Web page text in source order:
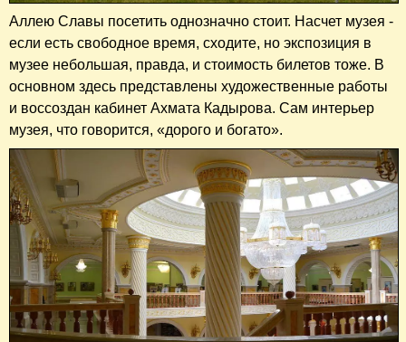
Аллею Славы посетить однозначно стоит. Насчет музея -
если есть свободное время, сходите, но экспозиция в
музее небольшая, правда, и стоимость билетов тоже. В
основном здесь представлены художественные работы
и воссоздан кабинет Ахмата Кадырова. Сам интерьер
музея, что говорится, «дорого и богато».